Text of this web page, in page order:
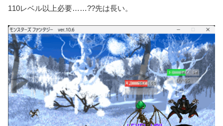
110レベル以上必要……??先は長い。